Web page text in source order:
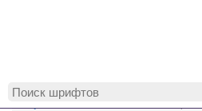
MyFonts.ru